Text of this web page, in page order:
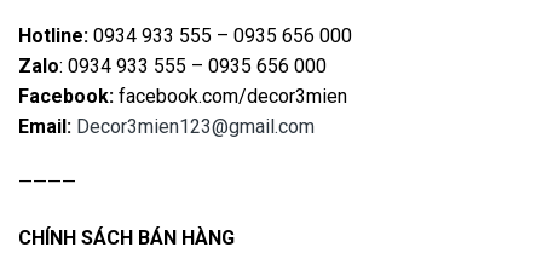
Hotline: 0934 933 555 – 0935 656 000
Zalo: 0934 933 555 – 0935 656 000
Facebook: facebook.com/decor3mien
Email: Decor3mien123@gmail.com
————
CHÍNH SÁCH BÁN HÀNG